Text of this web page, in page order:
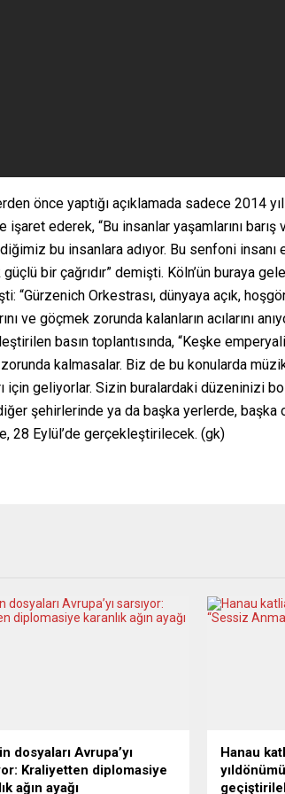
önce yaptığı açıklamada sadece 2014
işaret ederek, “Bu insanlar yaşamlarını
bu insanlara adıyor. Bu senfoni insanı
bir çağrıdır” demişti. Köln’ün buraya
“Gürzenich Orkestrası, dünyaya açık,
ve göçmek zorunda kalanların acılarını
basın toplantısında, “Keşke
kalmasalar. Biz de bu konularda
için geliyorlar. Sizin buralardaki düzeninizi
diğer şehirlerinde ya da başka yerlerde,
28 Eylül’de gerçekleştirilecek. (gk)
dosyaları Avrupa’yı
Kraliyetten diplomasiye
ağın ayağı
Hanau